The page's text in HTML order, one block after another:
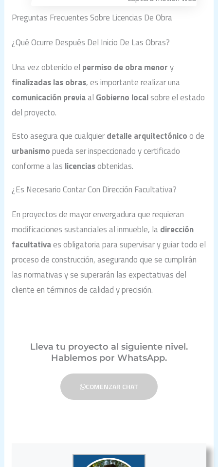
Preguntas Frecuentes Sobre Licencias De Obra
¿Qué Ocurre Después Del Inicio De Las Obras?
Una vez obtenido el permiso de obra menory
finalizadas las obras, es importante realizar una
comunicación previaal Gobierno localsobre el estado
del proyecto.
Esto asegura que cualquierdetalle arquitectónicoo de
urbanismopueda ser inspeccionado y certificado
conforme a las licenciasobtenidas.
¿Es Necesario Contar Con Dirección Facultativa?
En proyectos de mayor envergadura que requieran
modificaciones sustanciales al inmueble, ladirección
facultativaes obligatoria para supervisar y guiar todo el
proceso de construcción, asegurando que se cumplirán
las normativas y se superarán las expectativas del
cliente en términos de calidad y precisión.
Lleva tu proyecto al siguiente nivel.
Hablemos por WhatsApp.
COMENZAR CHAT